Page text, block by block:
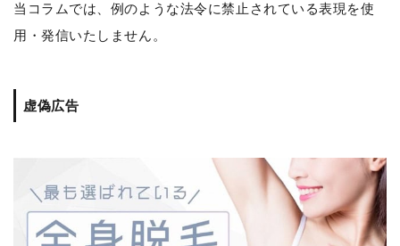
当コラムでは、例のような法令に禁止されている表現を使
用・発信いたしません。
虚偽広告